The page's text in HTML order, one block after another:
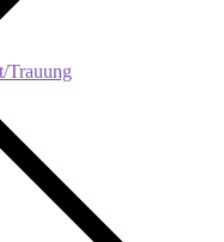
Trauung